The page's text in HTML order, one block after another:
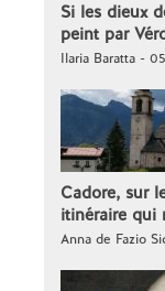
Si les dieux
peint par
Ilaria Baratta -
Cadore, sur
itinéraire qui
Anna de Fazio